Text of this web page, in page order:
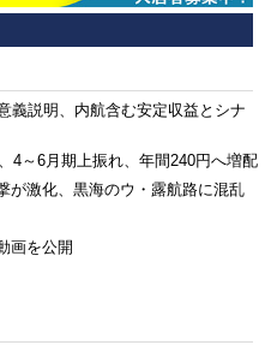
義説明、内航含む安定収益とシナ
4～6月期上振れ、年間240円へ増配
が激化、黒海のウ・露航路に混乱
画を公開